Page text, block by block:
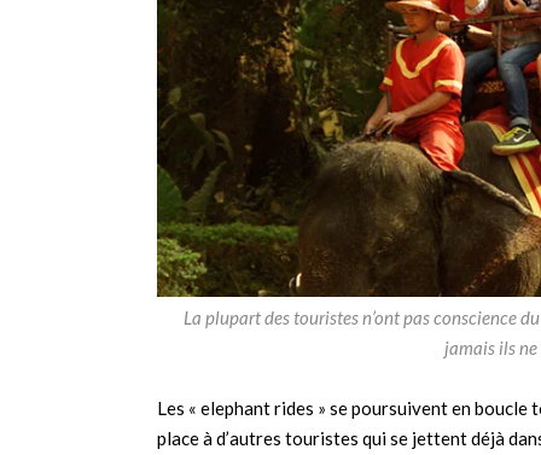
La plupart des touristes n’ont pas conscience
jamais ils
Les « elephant rides » se poursuivent en
place à d’autres touristes qui se jettent déjà